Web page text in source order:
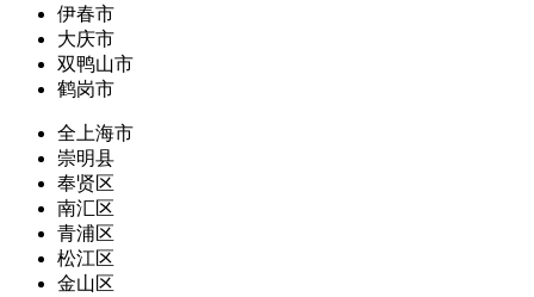
伊春市
大庆市
双鸭山市
鹤岗市
全上海市
崇明县
奉贤区
南汇区
青浦区
松江区
金山区